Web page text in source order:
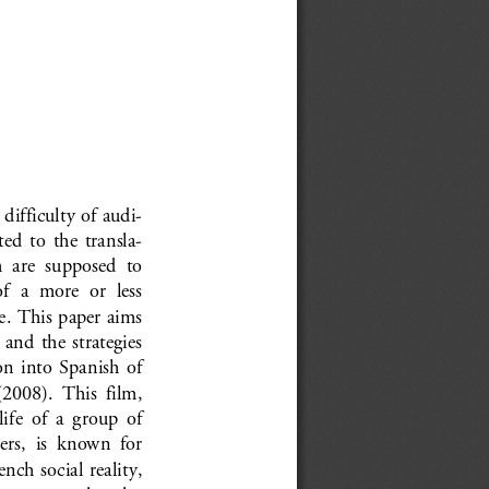
difficulty of audi-
to  the  transla-
are  supposed  to
a  more  or  less
This paper aims
the  strategies
into  Spanish  of
This  film,
of  a  group  of
is  known  for
social reality,